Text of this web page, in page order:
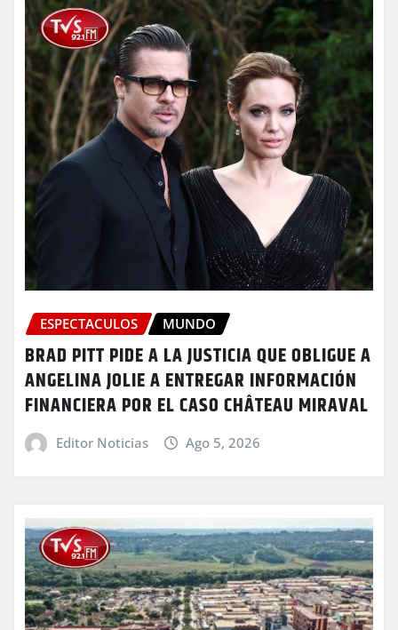
ESPECTACULOS MUNDO
BRAD PITT PIDE A LA JUSTICIA QUE OBLIGUE A
ANGELINA JOLIE A ENTREGAR INFORMACIÓN
FINANCIERA POR EL CASO CHÂTEAU MIRAVAL
Editor Noticias Ago 5, 2026